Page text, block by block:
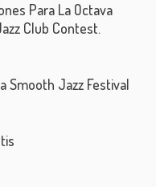
Para La Octava
Club Contest.
Smooth Jazz Festival